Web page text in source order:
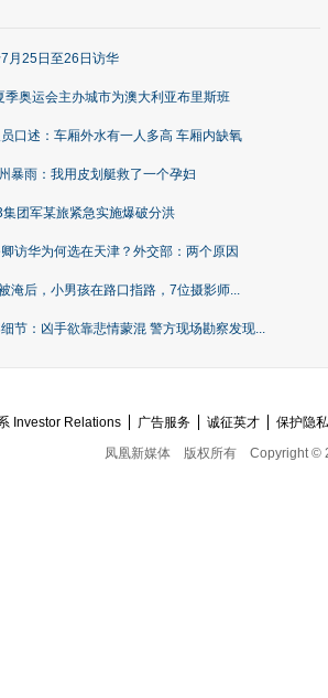
月25日至26日访华
季奥运会主办城市为澳大利亚布里斯班
口述：车厢外水有一人多高 车厢内缺氧
暴雨：我用皮划艇救了一个孕妇
团军某旅紧急实施爆破分洪
访华为何选在天津？外交部：两个原因
淹后，小男孩在路口指路，7位摄影师...
节：凶手欲靠悲情蒙混 警方现场勘察发现...
Investor Relations 广告服务 诚征英才
保护隐
凤凰新媒体
版权所有 Copyright ©